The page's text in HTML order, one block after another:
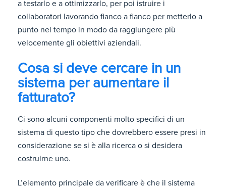
a testarlo e a ottimizzarlo, per poi istruire i
collaboratori lavorando fianco a fianco per metterlo a
punto nel tempo in modo da raggiungere più
velocemente gli obiettivi aziendali.
Cosa si deve cercare in un
sistema per aumentare il
fatturato?
Ci sono alcuni componenti molto specifici di un
sistema di questo tipo che dovrebbero essere presi in
considerazione se si è alla ricerca o si desidera
costruirne uno.
L’elemento principale da verificare è che il sistema